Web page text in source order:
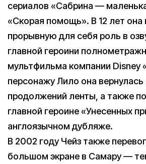
сериалов «Сабрина —
«Скорая помощь». В 12 лет она
прорывную для себя роль в
главной героини
мультфильма компании Disney
персонажу Лило она вернулась
продолжений ленты, а также
главной героине «Унесенных
англоязычном дубляже.
В 2002 году Чейз также
большом экране в Самару —